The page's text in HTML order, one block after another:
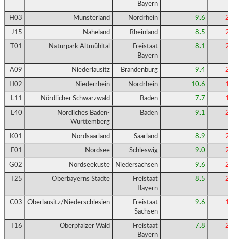
Bayern
H03 Münsterland Nordrhein 9.6
J15 Naheland Rheinland 8.5
T01 Naturpark Altmühltal
Freistaat
Bayern
8.1
A09 Niederlausitz Brandenburg 9.4
H02 Niederrhein Nordrhein 10.6
L11 Nördlicher Schwarzwald Baden 7.7
L40
Nördliches Baden-
Württemberg
Baden 9.1
K01 Nordsaarland Saarland 8.9
F01 Nordsee Schleswig 9.0
G02 Nordseeküste Niedersachsen 9.6
T25 Oberbayerns Städte
Freistaat
Bayern
8.5
C03 Oberlausitz/Niederschlesien
Freistaat
Sachsen
9.6
T16 Oberpfälzer Wald
Freistaat
Bayern
7.8